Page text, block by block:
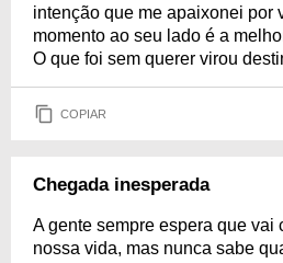
intenção que me apaixonei por
momento ao seu lado é a
O que foi sem querer virou
COPIAR
Chegada inesperada
A gente sempre espera que vai
nossa vida, mas nunca sabe